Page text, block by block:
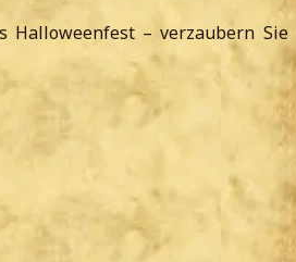
Halloweenfest – verzaubern Sie